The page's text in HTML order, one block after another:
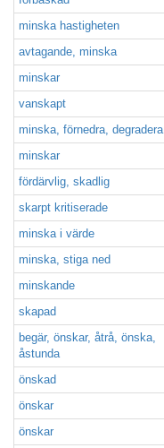
minska hastigheten
avtagande, minska
minskar
vanskapt
minska, förnedra, degradera
minskar
fördärvlig, skadlig
skarpt kritiserade
minska i värde
minska, stiga ned
minskande
skapad
begär, önskar, åtrå, önska,
åstunda
önskad
önskar
önskar